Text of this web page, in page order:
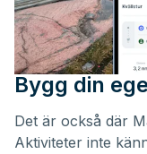
Bygg din
Det är också där
Aktiviteter inte